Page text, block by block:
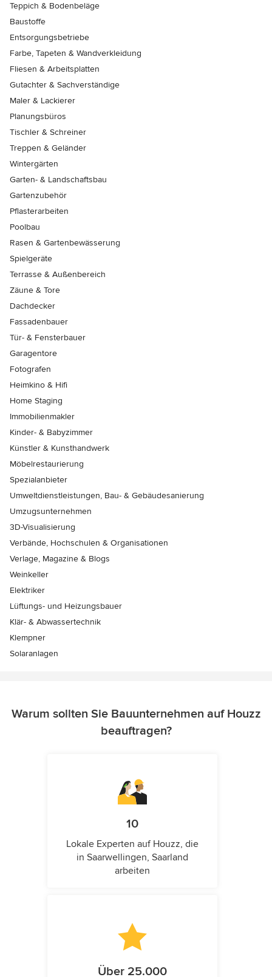
Teppich & Bodenbeläge
Baustoffe
Entsorgungsbetriebe
Farbe, Tapeten & Wandverkleidung
Fliesen & Arbeitsplatten
Gutachter & Sachverständige
Maler & Lackierer
Planungsbüros
Tischler & Schreiner
Treppen & Geländer
Wintergärten
Garten- & Landschaftsbau
Gartenzubehör
Pflasterarbeiten
Poolbau
Rasen & Gartenbewässerung
Spielgeräte
Terrasse & Außenbereich
Zäune & Tore
Dachdecker
Fassadenbauer
Tür- & Fensterbauer
Garagentore
Fotografen
Heimkino & Hifi
Home Staging
Immobilienmakler
Kinder- & Babyzimmer
Künstler & Kunsthandwerk
Möbelrestaurierung
Spezialanbieter
Umweltdienstleistungen, Bau- & Gebäudesanierung
Umzugsunternehmen
3D-Visualisierung
Verbände, Hochschulen & Organisationen
Verlage, Magazine & Blogs
Weinkeller
Elektriker
Lüftungs- und Heizungsbauer
Klär- & Abwassertechnik
Klempner
Solaranlagen
Warum sollten Sie Bauunternehmen auf Houzz
beauftragen?
10
Lokale Experten auf Houzz, die
in Saarwellingen, Saarland
arbeiten
Über 25.000